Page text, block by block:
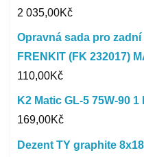
2 035,00Kč
Opravná sada pro
FRENKIT (FK 232017)
110,00Kč
K2 Matic GL-5 75W-90 1 l
169,00Kč
Dezent TY graphite